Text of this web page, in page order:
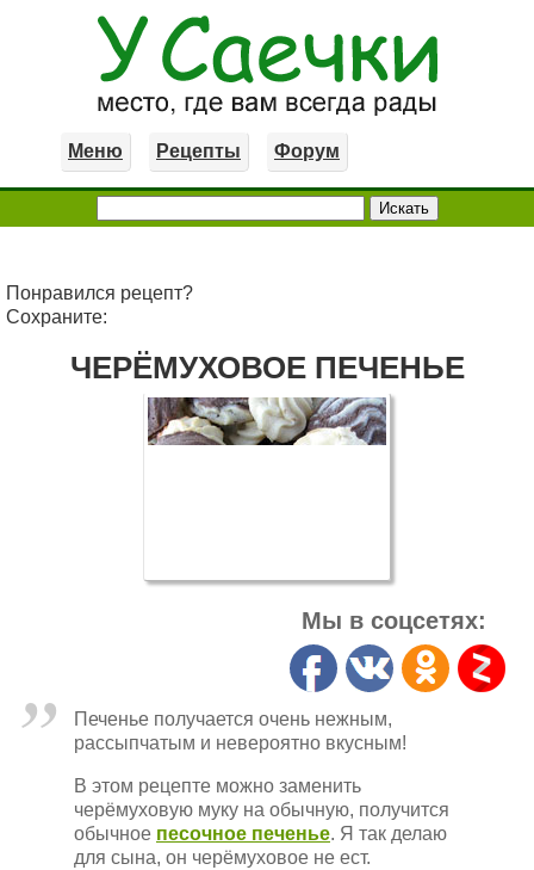
Меню Рецепты Форум
Понравился рецепт?
Сохраните:
ЧЕРЁМУХОВОЕ ПЕЧЕНЬЕ
Мы в соцсетях:
Печенье получается очень нежным,
рассыпчатым и невероятно вкусным!
В этом рецепте можно заменить
черёмуховую муку на обычную, получится
обычное песочное печенье. Я так делаю
для сына, он черёмуховое не ест.